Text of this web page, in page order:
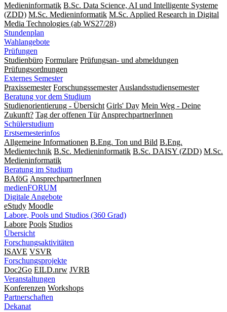
Medieninformatik B.Sc. Data Science, AI und Intelligente Systeme
(ZDD) M.Sc. Medieninformatik M.Sc. Applied Research in Digital
Media Technologies (ab WS27/28)
Stundenplan
Wahlangebote
Prüfungen
Studienbüro Formulare Prüfungsan- und abmeldungen
Prüfungsordnungen
Externes Semester
Praxissemester Forschungssemester Auslandsstudiensemester
Beratung vor dem Studium
Studienorientierung - Übersicht Girls' Day Mein Weg - Deine
Zukunft? Tag der offenen Tür AnsprechpartnerInnen
Schülerstudium
Erstsemesterinfos
Allgemeine Informationen B.Eng. Ton und Bild B.Eng.
Medientechnik B.Sc. Medieninformatik B.Sc. DAISY (ZDD) M.Sc.
Medieninformatik
Beratung im Studium
BAföG AnsprechpartnerInnen
medienFORUM
Digitale Angebote
eStudy Moodle
Labore, Pools und Studios (360 Grad)
Labore Pools Studios
Übersicht
Forschungsaktivitäten
ISAVE VSVR
Forschungsprojekte
Doc2Go EILD.nrw JVRB
Veranstaltungen
Konferenzen Workshops
Partnerschaften
Dekanat